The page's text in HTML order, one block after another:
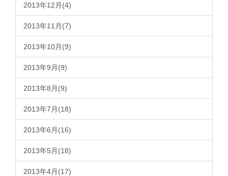
2013年12月(4)
2013年11月(7)
2013年10月(9)
2013年9月(9)
2013年8月(9)
2013年7月(18)
2013年6月(16)
2013年5月(18)
2013年4月(17)